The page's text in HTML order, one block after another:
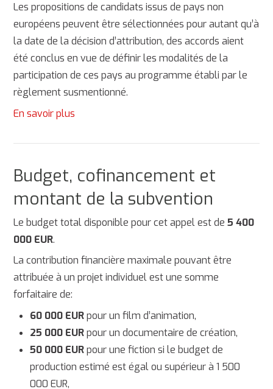
Les propositions de candidats issus de pays non
européens peuvent être sélectionnées pour autant qu’à
la date de la décision d’attribution, des accords aient
été conclus en vue de définir les modalités de la
participation de ces pays au programme établi par le
règlement susmentionné.
En savoir plus
Budget, cofinancement et
montant de la subvention
Le budget total disponible pour cet appel est de5 400
000 EUR.
La contribution financière maximale pouvant être
attribuée à un projet individuel est une somme
forfaitaire de:
60 000 EURpour un film d’animation,
25 000 EURpour un documentaire de création,
50 000 EURpour une fiction si le budget de
production estimé est égal ou supérieur à 1 500
000 EUR,